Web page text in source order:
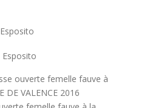
ouverte femelle fauve à
DE VALENCE 2016